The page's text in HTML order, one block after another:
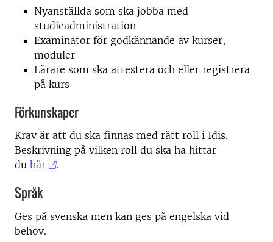
Nyanställda som ska jobba med
studieadministration
Examinator för godkännande av kurser,
moduler
Lärare som ska attestera och eller registrera
på kurs
Förkunskaper
Krav är att du ska finnas med rätt roll i Idis.
Beskrivning på vilken roll du ska ha hittar
du här .
Språk
Ges på svenska men kan ges på engelska vid
behov.